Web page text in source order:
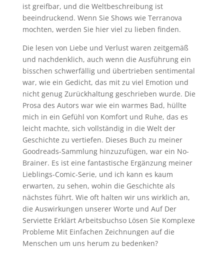
ist greifbar, und die Weltbeschreibung ist
beeindruckend. Wenn Sie Shows wie Terranova
mochten, werden Sie hier viel zu lieben finden.
Die lesen von Liebe und Verlust waren zeitgemäß
und nachdenklich, auch wenn die Ausführung ein
bisschen schwerfällig und übertrieben sentimental
war, wie ein Gedicht, das mit zu viel Emotion und
nicht genug Zurückhaltung geschrieben wurde. Die
Prosa des Autors war wie ein warmes Bad, hüllte
mich in ein Gefühl von Komfort und Ruhe, das es
leicht machte, sich vollständig in die Welt der
Geschichte zu vertiefen. Dieses Buch zu meiner
Goodreads-Sammlung hinzuzufügen, war ein No-
Brainer. Es ist eine fantastische Ergänzung meiner
Lieblings-Comic-Serie, und ich kann es kaum
erwarten, zu sehen, wohin die Geschichte als
nächstes führt. Wie oft halten wir uns wirklich an,
die Auswirkungen unserer Worte und Auf Der
Serviette Erklärt Arbeitsbuchso Lösen Sie Komplexe
Probleme Mit Einfachen Zeichnungen auf die
Menschen um uns herum zu bedenken?